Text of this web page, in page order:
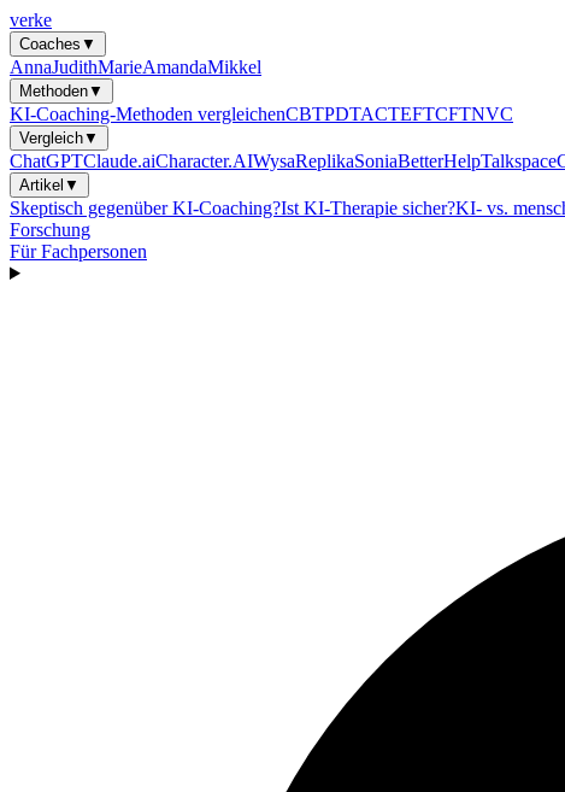
verke
Coaches ▼
AnnaJudithMarieAmandaMikkel
Methoden▼
KI-Coaching-Methoden vergleichenCBTPDTACTEFTCFTNVC
Vergleich▼
ChatGPTClaude.aiCharacter.AIWysaReplikaSoniaBetterHelpTalkspace
Artikel ▼
Skeptisch gegenüber KI-Coaching?Ist KI-Therapie sicher?KI- vs.
Forschung
Für Fachpersonen